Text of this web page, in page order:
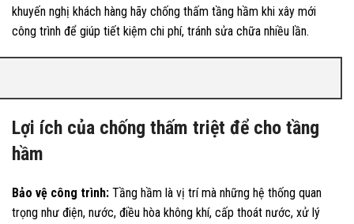
khuyến nghị khách hàng hãy chống thấm tầng hầm khi xây mới
công trình để giúp tiết kiệm chi phí, tránh sửa chữa nhiều lần.
Lợi ích của chống thấm triệt để cho tầng
hầm
Bảo vệ công trình: Tầng hầm là vị trí mà những hệ thống quan
trọng như điện, nước, điều hòa không khí, cấp thoát nước, xử lý